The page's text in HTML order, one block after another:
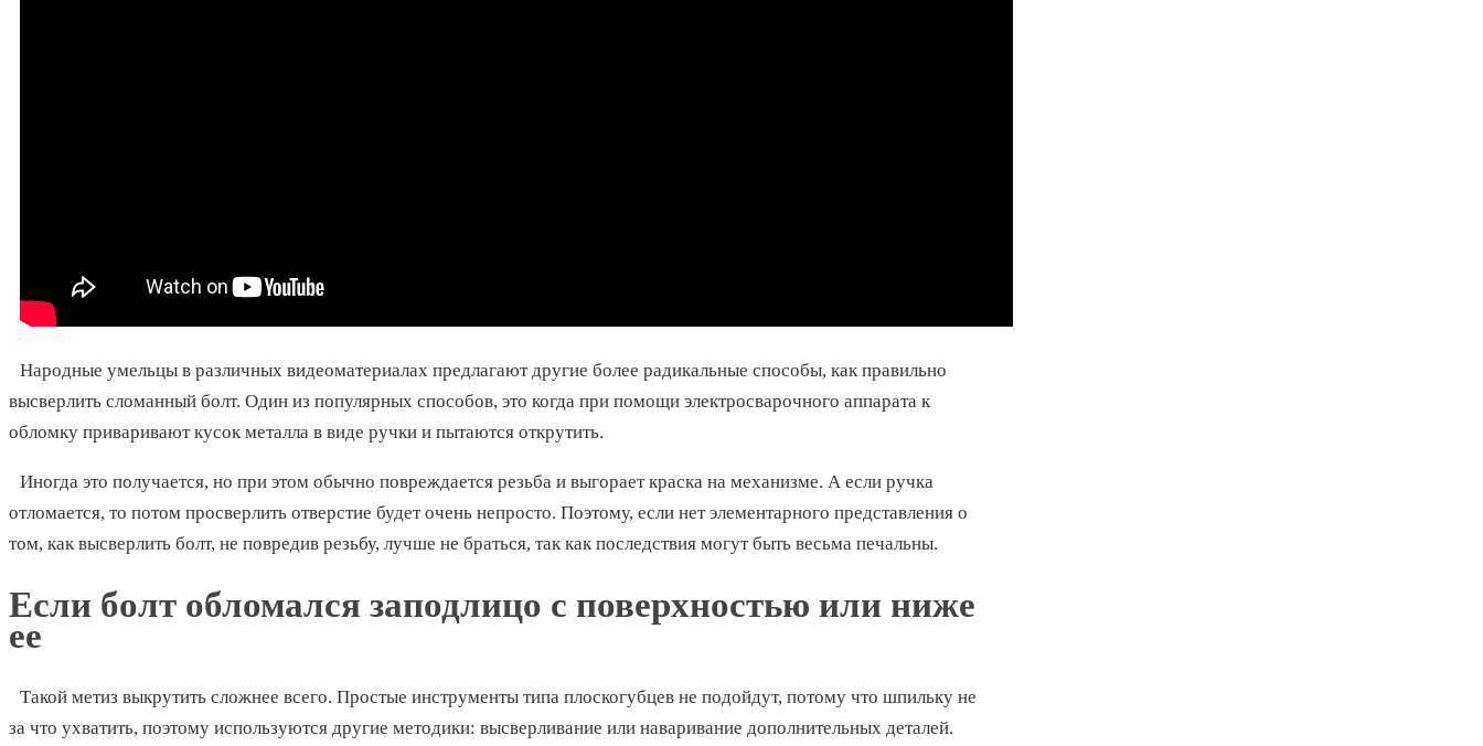
Народные умельцы в различных видеоматериалах предлагают другие более радикальные способы, как правильно
высверлить сломанный болт. Один из популярных способов, это когда при помощи электросварочного аппарата к
обломку приваривают кусок металла в виде ручки и пытаются открутить.
Иногда это получается, но при этом обычно повреждается резьба и выгорает краска на механизме. А если ручка
отломается, то потом просверлить отверстие будет очень непросто. Поэтому, если нет элементарного представления о
том, как высверлить болт, не повредив резьбу, лучше не браться, так как последствия могут быть весьма печальны.
Если болт обломался заподлицо с поверхностью или ниже
ее
Такой метиз выкрутить сложнее всего. Простые инструменты типа плоскогубцев не подойдут, потому что шпильку не
за что ухватить, поэтому используются другие методики: высверливание или наваривание дополнительных деталей.